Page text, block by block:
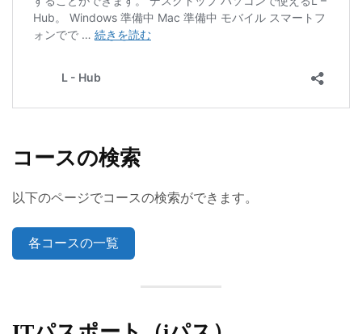
コースの検索
以下のページでコースの検索ができます。
各コースの一覧